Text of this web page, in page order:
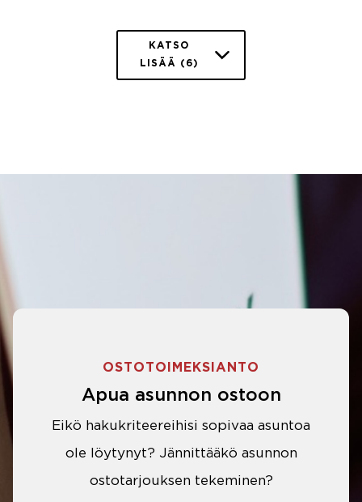
KATSO
LISÄÄ (6)
OSTOTOIMEKSIANTO
Apua asunnon ostoon
Eikö hakukriteereihisi sopivaa asuntoa
ole löytynyt? Jännittääkö asunnon
ostotarjouksen tekeminen?